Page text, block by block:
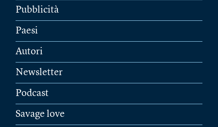
Pubblicità
Paesi
Autori
Newsletter
Podcast
Savage love